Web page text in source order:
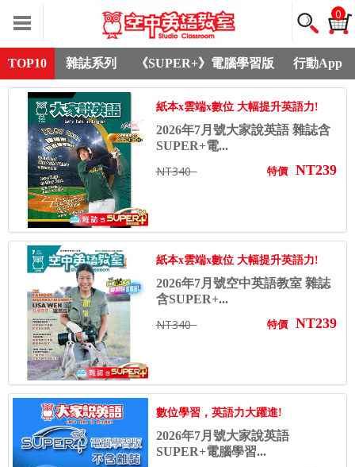
0
TOP10 雜誌系列 《SUPER+》電腦學習版 行動App
紙本x雲端x數位 大幅提升英語力!
2026年7月號大家說英語 雜誌含
SUPER+電...
NT340 特價 NT239
紙本x雲端x數位 大幅提升英語力!
2026年7月號空中英語教室 雜誌
含SUPER+...
NT340 特價 NT239
數位學習，英語力大躍進!
2026年7月號大家說英語
SUPER+電腦學習...